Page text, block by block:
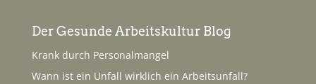
Der Gesunde Arbeitskultur Blog
Krank durch Personalmangel
Wann ist ein Unfall wirklich ein Arbeitsunfall?